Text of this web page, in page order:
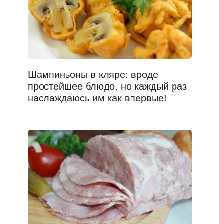
Шампиньоны в кляре: вроде
простейшее блюдо, но каждый раз
наслаждаюсь им как впервые!